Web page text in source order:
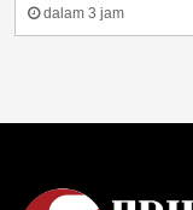
dalam 3 jam